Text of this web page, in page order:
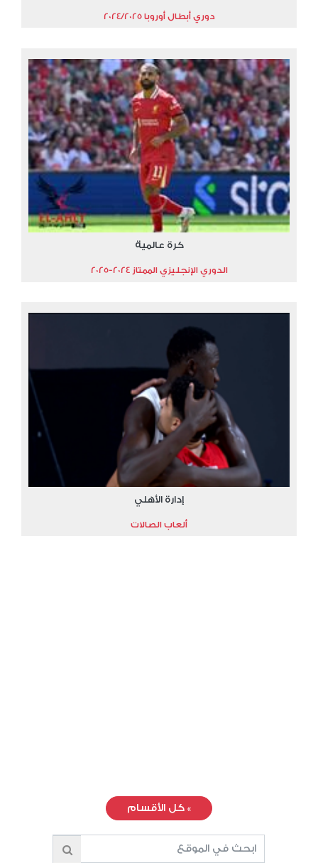
دوري أبطال أوروبا 2024/2025
كرة عالمية
الدوري الإنجليزي الممتاز 2024-2025
إدارة الأهلي
ألعاب الصالات
» كل الأقسام